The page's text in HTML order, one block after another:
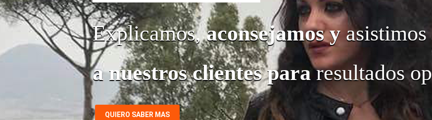
Explicamos,aconsejamos y asistimos
a nuestros clientes pararesultados
QUIERO SABER MAS